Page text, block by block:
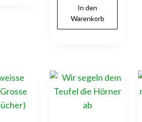
In den
Warenkorb